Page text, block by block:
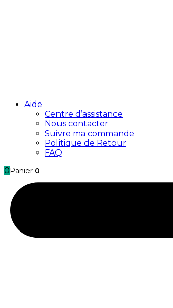
Aide
Centre d’assistance
Nous contacter
Suivre ma commande
Politique de Retour
FAQ
0 Panier 0